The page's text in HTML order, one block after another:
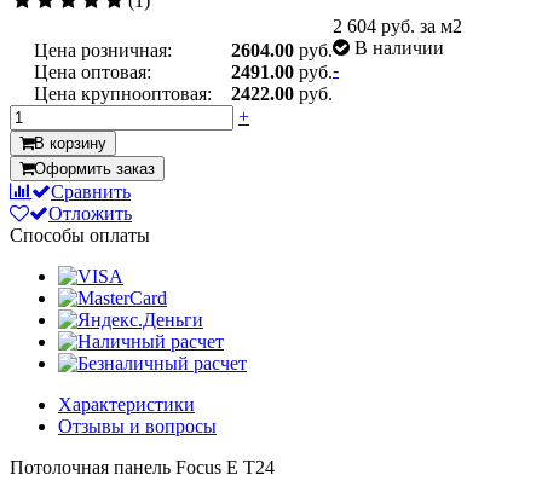
Цена розничная: 2604.00 руб.
Цена оптовая:
2491.00 руб.
Цена крупнооптовая:
2422.00 руб.
2 604 руб. за м2
В наличии
-
+
В корзину
Оформить заказ
Сравнить
Отложить
Способы оплаты
Характеристики
Отзывы и вопросы
Потолочная панель Focus E T24